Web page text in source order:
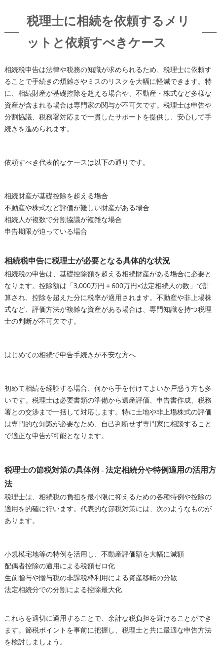
税理士に相続を依頼するメリ
ットと依頼すべきケース
相続税申告は法律や税務の知識が求められるため、税理士に依頼す
ることで手続きの煩雑さやミスのリスクを大幅に軽減できます。特
に、相続財産が基礎控除を超える場合や、不動産・株式など多様な
資産が含まれる場合は専門家の関与が不可欠です。税理士は申告や
分割協議、税務署対応まで一貫したサポートを提供し、安心して手
続きを進められます。
依頼すべき代表的なケースは以下の通りです。
相続財産が基礎控除を超える場合
不動産や株式など評価が難しい財産がある場合
相続人が複数で分割協議が複雑な場合
申告期限が迫っている場合
相続税申告に税理士が必要となる具体的な状況
相続税の申告は、基礎控除額を超える相続財産がある場合に必要と
なります。控除額は「3,000万円＋600万円×法定相続人の数」で計
算され、控除を超えた分に税率が適用されます。不動産や非上場株
式など、評価方法が複雑な資産がある場合は、専門知識を持つ税理
士の判断が不可欠です。
はじめての相続で申告手続きが不安な方へ
初めて相続を経験する場合、何から手を付けてよいか戸惑う方も多
いです。税理士は必要書類の準備から遺産評価、申告書作成、税務
署との交渉まで一括して対応します。特に土地や非上場株式の評価
は専門的な知識が必要なため、自己判断せず専門家に相談すること
で適正な申告が可能となります。
税理士の節税対策の具体例 - 法定相続分や特例適用の活用方
法
税理士は、相続税の負担を最小限に抑えるための各種特例や控除の
適用を的確に行います。代表的な節税対策には、次のようなものが
あります。
小規模宅地等の特例を活用し、不動産評価額を大幅に減額
配偶者控除の適用による税額ゼロ化
生前贈与や贈与税の非課税枠利用による資産移転の分散
法定相続分での分割による控除最大化
これらを適切に適用することで、余計な税負担を避けることができ
ます。節税ポイントを事前に把握し、税理士と共に最適な申告方法
を検討しましょう。